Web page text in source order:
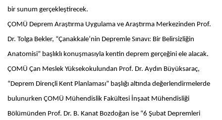
bir sunum gerçekleştirecek.
ÇOMÜ Deprem Araştırma Uygulama ve Araştırma Merkezinden Prof.
Dr. Tolga Bekler, “Çanakkale’nin Depremle Sınavı: Bir Belirsizliğin
Anatomisi” başlıklı konuşmasıyla kentin deprem gerçeğini ele alacak.
ÇOMÜ Çan Meslek Yüksekokulundan Prof. Dr. Aydın Büyüksaraç,
“Deprem Dirençli Kent Planlaması” başlığı altında değerlendirmelerde
bulunurken ÇOMÜ Mühendislik Fakültesi İnşaat Mühendisliği
Bölümünden Prof. Dr. B. Kanat Bozdoğan ise “6 Şubat Depremleri